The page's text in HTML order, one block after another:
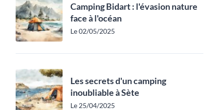
Camping Bidart : l'évasion nature
face à l'océan
Le 02/05/2025
Les secrets d'un camping
inoubliable à Sète
Le 25/04/2025